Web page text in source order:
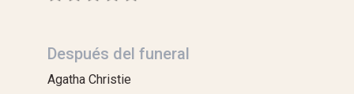
Después del funeral
Agatha Christie